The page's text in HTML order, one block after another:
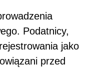
Podatnicy,
jako
przed